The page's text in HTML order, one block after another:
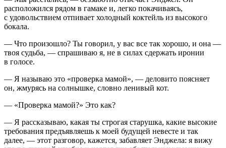
расположился рядом в гамаке и, легко покачиваясь,
с удовольствием отпивает холодный коктейль из высокого
бокала.
— Что произошло? Ты говорил, у вас все так хорошо, и она —
твоя судьба, — спрашиваю я, не в силах сдержать иронии
в голосе.
— Я называю это «проверка мамой», — деловито поясняет
он, жмурясь на солнышке, словно ленивый кот.
— «Проверка мамой?» Это как?
— Я рассказываю, какая ты строгая старушка, какие высокие
требования предъявляешь к моей будущей невесте и так
далее, — этот разговор, кажется, забавляет Энджела: я вижу